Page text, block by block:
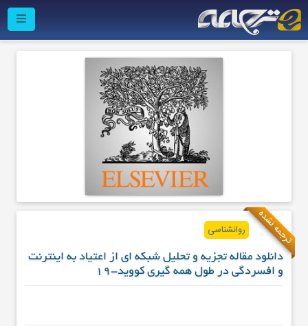
ترجمه نشده روانشناسی
دانلود مقاله تجزیه و تحلیل شبکه ای از اعتیاد به اینترنت
و افسردگی در طول همه گیری کووید-19